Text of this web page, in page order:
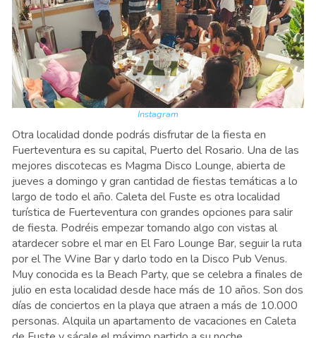
Instagram
Otra localidad donde podrás disfrutar de la fiesta en
Fuerteventura es su capital, Puerto del Rosario. Una de las
mejores discotecas es Magma Disco Lounge, abierta de
jueves a domingo y gran cantidad de fiestas temáticas a lo
largo de todo el año. Caleta del Fuste es otra localidad
turística de Fuerteventura con grandes opciones para salir
de fiesta. Podréis empezar tomando algo con vistas al
atardecer sobre el mar en El Faro Lounge Bar, seguir la ruta
por el The Wine Bar y darlo todo en la Disco Pub Venus.
Muy conocida es la Beach Party, que se celebra a finales de
julio en esta localidad desde hace más de 10 años. Son dos
días de conciertos en la playa que atraen a más de 10.000
personas. Alquila un apartamento de vacaciones en Caleta